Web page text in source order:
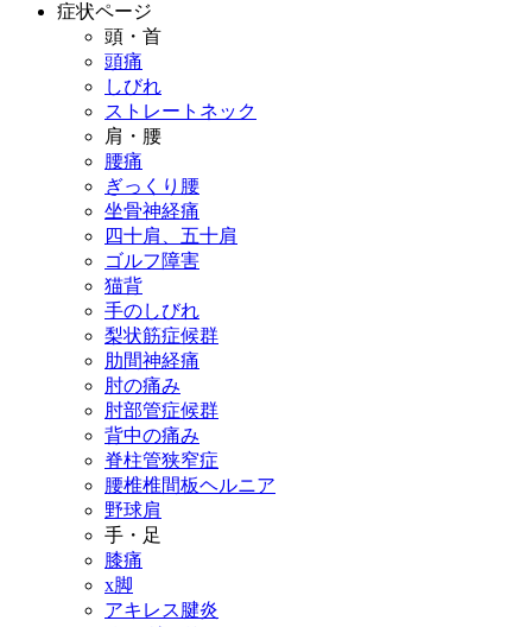
症状ページ
頭・首
頭痛
しびれ
ストレートネック
肩・腰
腰痛
ぎっくり腰
坐骨神経痛
四十肩、五十肩
ゴルフ障害
猫背
手のしびれ
梨状筋症候群
肋間神経痛
肘の痛み
肘部管症候群
背中の痛み
脊柱管狭窄症
腰椎椎間板ヘルニア
野球肩
手・足
膝痛
x脚
アキレス腱炎